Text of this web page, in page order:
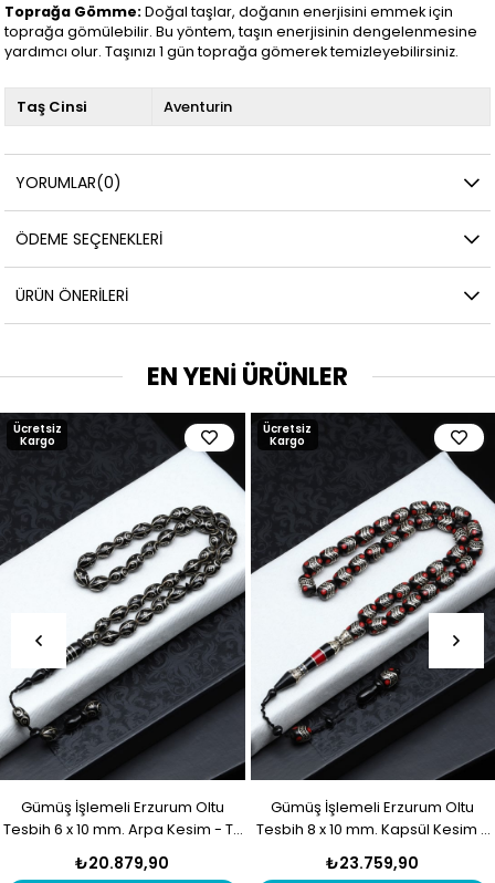
Toprağa Gömme:Doğal taşlar, doğanın enerjisini emmek için
toprağa gömülebilir. Bu yöntem, taşın enerjisinin dengelenmesine
yardımcı olur. Taşınızı 1 gün toprağa gömerek temizleyebilirsiniz.
Taş Cinsi Aventurin
YORUMLAR(0)
ÖDEME SEÇENEKLERI
ÜRÜN ÖNERILERI
EN YENİ ÜRÜNLER
Gümüş İşlemeli Erzurum Oltu
Tesbih 6 x 10 mm. Arpa Kesim - T-
1916
₺20.879,90
Ücretsiz
Kargo
Gümüş İşlemeli Erzurum Oltu
Tesbih 8 x 10 mm. Kapsül Kesim -
T-1915
₺23.759,90
Ücretsiz
Kargo